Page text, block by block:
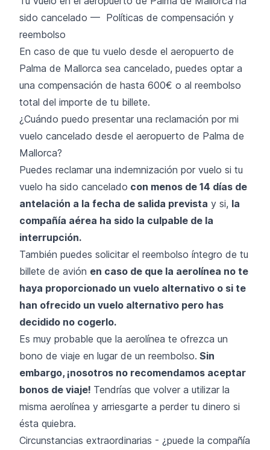
sido cancelado — Políticas de compensación y
reembolso
En caso de que tu vuelo desde el aeropuerto de
Palma de Mallorca sea cancelado, puedes optar a
una compensación de hasta 600€ o al reembolso
total del importe de tu billete.
¿Cuándo puedo presentar una reclamación por mi
vuelo cancelado desde el aeropuerto de Palma de
Mallorca?
Puedes reclamar una indemnización por vuelo si tu
vuelo ha sido cancelado con menos de 14 días de
antelación a la fecha de salida prevista y si, la
compañía aérea ha sido la culpable de la
interrupción.
También puedes solicitar el reembolso íntegro de tu
billete de avión en caso de que la aerolínea no te
haya proporcionado un vuelo alternativo o si te
han ofrecido un vuelo alternativo pero has
decidido no cogerlo.
Es muy probable que la aerolínea te ofrezca un
bono de viaje en lugar de un reembolso. Sin
embargo, ¡nosotros no recomendamos aceptar
bonos de viaje! Tendrías que volver a utilizar la
misma aerolínea y arriesgarte a perder tu dinero si
ésta quiebra.
Circunstancias extraordinarias - ¿puede la compañía